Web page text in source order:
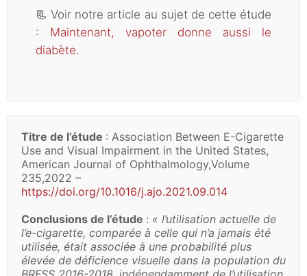
📃 Voir notre article au sujet de cette étude
: Maintenant, vapoter donne aussi le
diabète.
Titre de l’étude : Association Between E-Cigarette
Use and Visual Impairment in the United States,
American Journal of Ophthalmology,Volume
235,2022 –
https://doi.org/10.1016/j.ajo.2021.09.014
Conclusions de l’étude : « l’utilisation actuelle de
l’e-cigarette, comparée à celle qui n’a jamais été
utilisée, était associée à une probabilité plus
élevée de déficience visuelle dans la population du